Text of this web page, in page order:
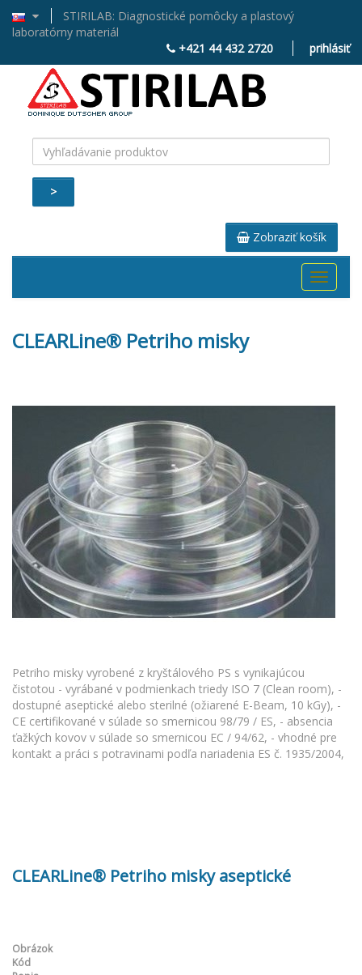
STIRILAB: Diagnostické pomôcky a plastový
laboratórny materiál
+421 44 432 2720
prihlásiť
>
Zobraziť košík
Toggle
CLEARLine® Petriho misky
Petriho misky vyrobené z kryštálového PS s vynikajúcou
čistotou - vyrábané v podmienkach triedy ISO 7 (Clean room), -
dostupné aseptické alebo sterilné (ožiarené E-Beam, 10 kGy), -
CE certifikované v súlade so smernicou 98/79 / ES, - absencia
ťažkých kovov v súlade so smernicou EC / 94/62, - vhodné pre
kontakt a práci s potravinami podľa nariadenia ES č. 1935/2004,
CLEARLine® Petriho misky aseptické
Obrázok
Kód